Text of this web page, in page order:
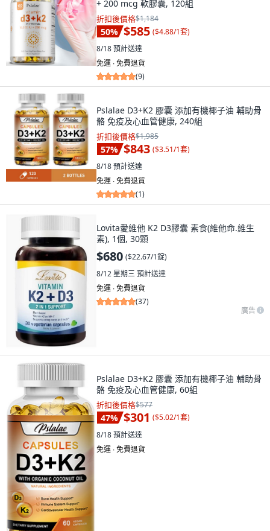
+ 200 mcg 軟膠囊, 120組
折扣後價格$1,184
50% $585 ($4.88/1套)
8/18預計送達
免運 ∙ 免費退貨
(9)
Pslalae D3+K2 膠囊 添加有機椰子油 輔助骨
骼 免疫及心血管健康, 240組
折扣後價格$1,985
57% $843 ($3.51/1套)
8/18預計送達
免運 ∙ 免費退貨
(1)
Lovita愛維他 K2 D3膠囊 素食(維他命.維生
素), 1個, 30顆
$680 ($22.67/1錠)
8/12 星期三預計送達
免運 ∙ 免費退貨
(37)
廣告
Pslalae D3+K2 膠囊 添加有機椰子油 輔助骨
骼 免疫及心血管健康, 60組
折扣後價格$577
47% $301 ($5.02/1套)
8/18預計送達
免運 ∙ 免費退貨